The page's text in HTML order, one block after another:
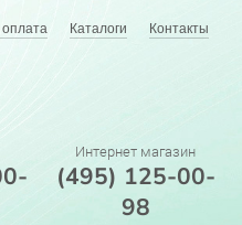
оплата Каталоги Контакты
Интернет магазин
(495) 125-00-
98